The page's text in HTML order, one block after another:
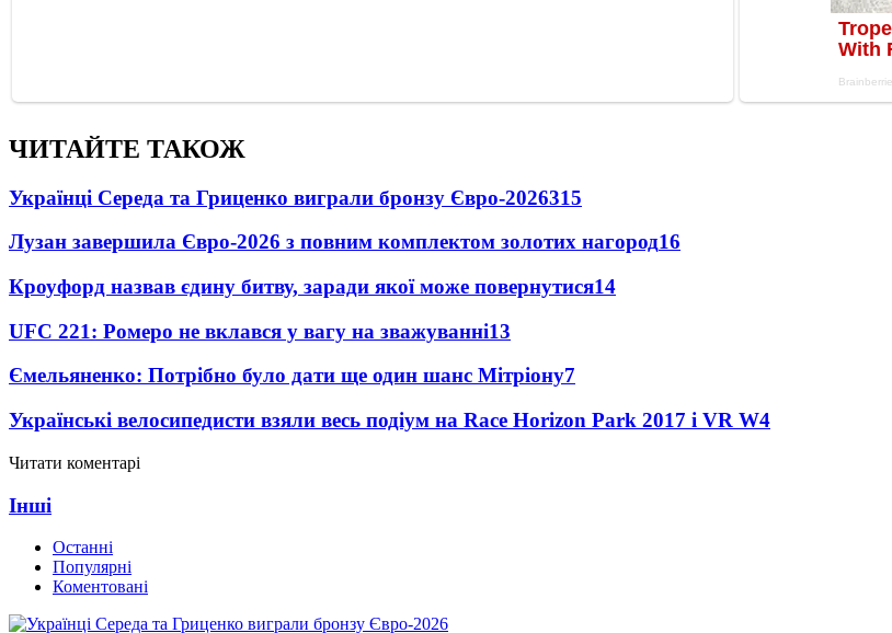
ЧИТАЙТЕ ТАКОЖ
Українці Середа та Гриценко виграли бронзу Євро-2026315
Лузан завершила Євро-2026 з повним комплектом золотих нагород16
Кроуфорд назвав єдину битву, заради якої може повернутися14
UFC 221: Ромеро не вклався у вагу на зважуванні13
Ємельяненко: Потрібно було дати ще один шанс Мітріону7
Українські велосипедисти взяли весь подіум на Race Horizon Park 2017 і VR W4
Читати коментарі
Інші
Останні
Популярні
Коментовані